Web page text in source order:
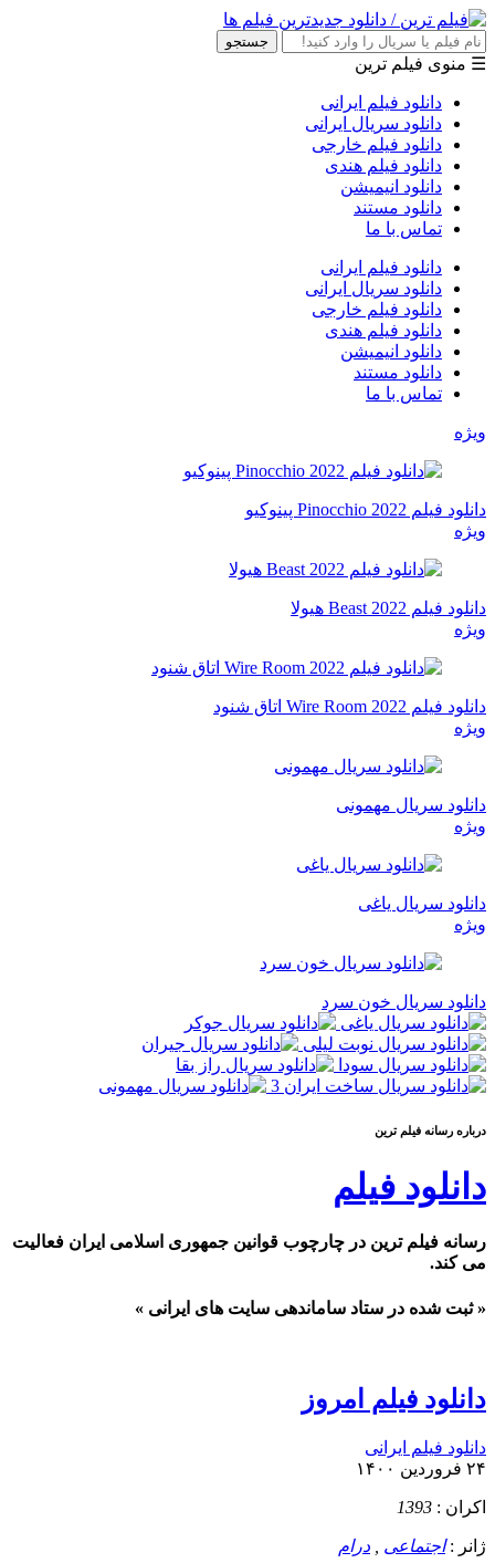
جستجو
☰ منوی فیلم ترین
دانلود فیلم ایرانی
دانلود سریال ایرانی
دانلود فیلم خارجی
دانلود فیلم هندی
دانلود انیمیشن
دانلود مستند
تماس با ما
دانلود فیلم ایرانی
دانلود سریال ایرانی
دانلود فیلم خارجی
دانلود فیلم هندی
دانلود انیمیشن
دانلود مستند
تماس با ما
ویژه
دانلود فیلم Pinocchio 2022 پینوکیو
ویژه
دانلود فیلم Beast 2022 هیولا
ویژه
دانلود فیلم Wire Room 2022 اتاق شنود
ویژه
دانلود سریال مهمونی
ویژه
دانلود سریال یاغی
ویژه
دانلود سریال خون سرد
درباره رسانه فيلم ترين
دانلود فیلم
رسانه فیلم ترین در چارچوب قوانین جمهوری اسلامی ایران فعالیت
می کند.
« ثبت شده در ستاد ساماندهی سایت های ایرانی »
دانلود فیلم امروز
دانلود فیلم ایرانی
۲۴ فروردین ۱۴۰۰
اکران : 1393
ژانر :اجتماعی درام